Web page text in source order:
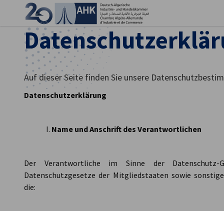
German
Auf dieser Seite finden Sie unsere
Datenschutzerklärung
Name und Anschrift des Verantwortlichen
Der Verantwortliche im Sinne der Datenschutz-
Datenschutzgesetze der Mitgliedstaaten sowie
die: